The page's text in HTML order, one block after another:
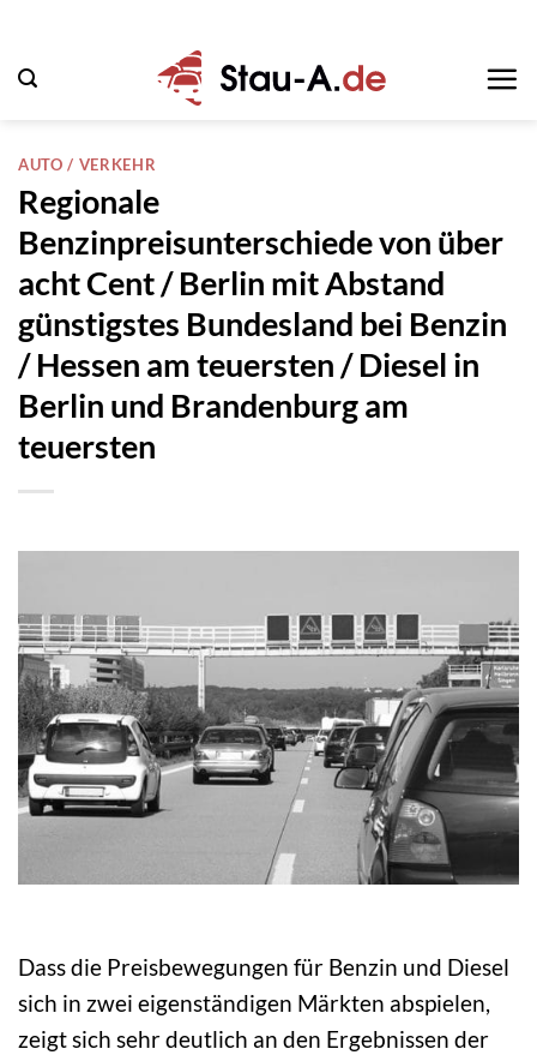
springen
AUTO / VERKEHR
Regionale
Benzinpreisunterschiede von über
acht Cent / Berlin mit Abstand
günstigstes Bundesland bei Benzin
/ Hessen am teuersten / Diesel in
Berlin und Brandenburg am
teuersten
Dass die Preisbewegungen für Benzin und Diesel
sich in zwei eigenständigen Märkten abspielen,
zeigt sich sehr deutlich an den Ergebnissen der